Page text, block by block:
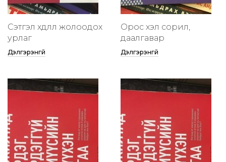
Сэтгэл хөдлөлөө жолоодох
урлаг
Дэлгэрэнгүй
Орос хэл сорил,
даалгавар
Дэлгэрэнгүй